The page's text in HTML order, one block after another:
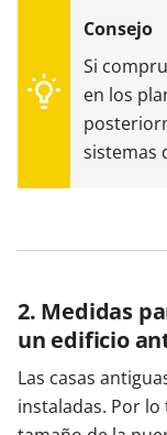
Si
en los
sistemas
2. Medidas
un edificio
Las casas
instaladas. Por